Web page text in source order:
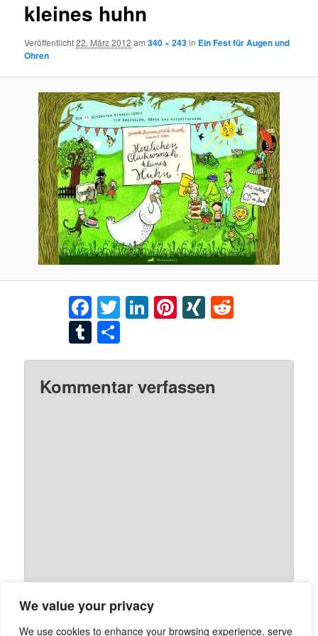
We value your privacy
We use cookies to enhance your browsing experience, serve
kleines huhn
Veröffentlicht22. März 2012 am340 × 243in Ein Fest für Augen und
Ohren
Facebook
Twitter
LinkedIn
Pinterest
XING
Tumblr
Kommentar verfassen